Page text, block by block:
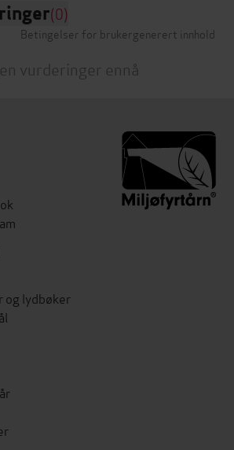
(0)
Betingelser for brukergenerert innhold
vurderinger ennå
og lydbøker